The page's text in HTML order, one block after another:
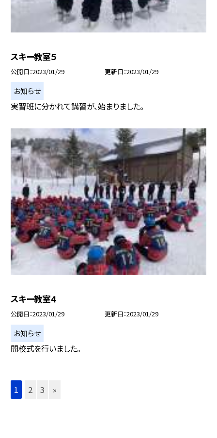
スキー教室５
公開日 2023/01/29 更新日 2023/01/29
お知らせ
実習班に分かれて講習が、始まりました。
スキー教室４
公開日 2023/01/29 更新日 2023/01/29
お知らせ
開校式を行いました。
1 2 3 »